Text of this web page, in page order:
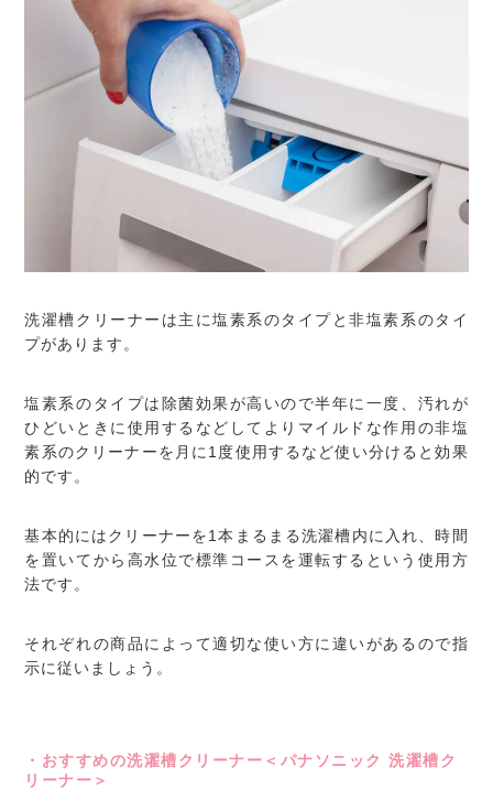
洗濯槽クリーナーは主に塩素系のタイプと非塩素系のタイ
プがあります。
塩素系のタイプは除菌効果が高いので半年に一度、汚れが
ひどいときに使用するなどしてよりマイルドな作用の非塩
素系のクリーナーを月に1度使用するなど使い分けると効果
的です。
基本的にはクリーナーを1本まるまる洗濯槽内に入れ、時間
を置いてから高水位で標準コースを運転するという使用方
法です。
それぞれの商品によって適切な使い方に違いがあるので指
示に従いましょう。
・おすすめの洗濯槽クリーナー＜パナソニック 洗濯槽ク
リーナー＞